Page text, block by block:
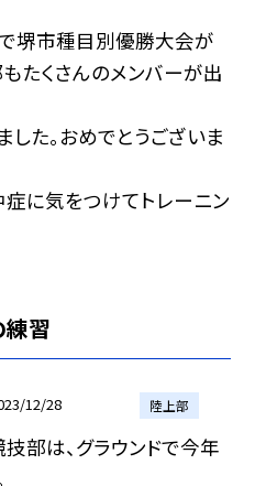
堺市種目別優勝大会が
たくさんのメンバーが出
た。おめでとうございま
に気をつけてトレーニン
習
12/28 陸上部
技部は、グラウンドで今年